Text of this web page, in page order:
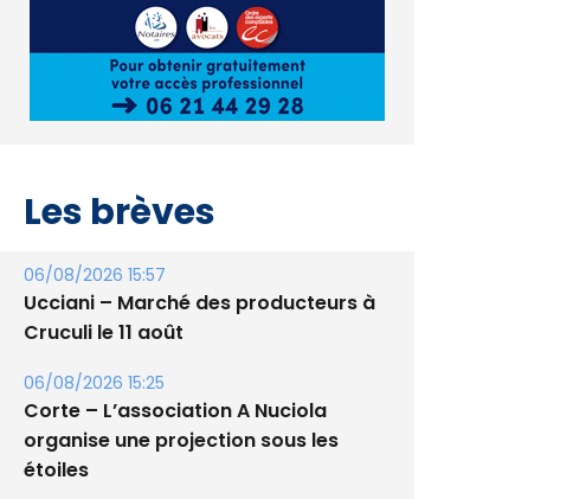
Les brèves
06/08/2026 15:57
Ucciani – Marché des producteurs à
Cruculi le 11 août
06/08/2026 15:25
Corte – L’association A Nuciola
organise une projection sous les
étoiles